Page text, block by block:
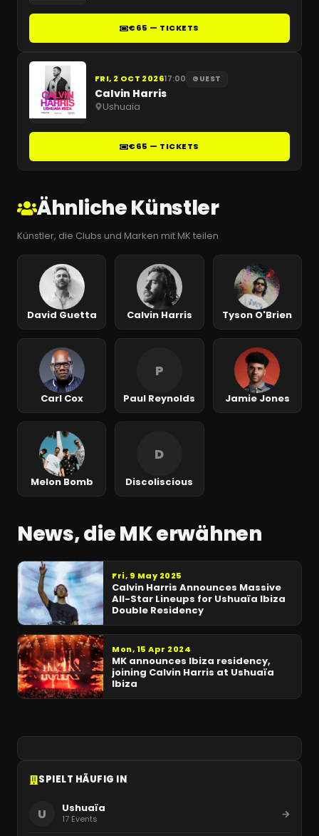
€65 — TICKETS
FRI, 2 OCT 202617:00 GUEST
Calvin Harris
Ushuaïa
€65 — TICKETS
Ähnliche Künstler
Künstler, die Clubs und Marken mit MK teilen
David Guetta Calvin Harris Tyson O'Brien
Carl Cox
P
Paul Reynolds Jamie Jones
Melon Bomb
D
Discoliscious
News, die MK erwähnen
Fri, 9 May 2025
Calvin Harris Announces Massive
All-Star Lineups for Ushuaïa Ibiza
Double Residency
Mon, 15 Apr 2024
MK announces Ibiza residency,
joining Calvin Harris at Ushuaïa
Ibiza
SPIELT HÄUFIG IN
U Ushuaïa
17 Events